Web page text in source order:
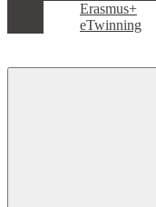
Erasmus+
eTwinning